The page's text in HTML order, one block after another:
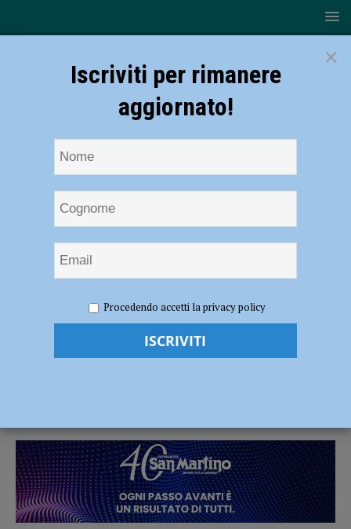
campionato regionale di Spada
Scherma – Tripudio romagnolo al
×
Iscriviti per rimanere
aggiornato!
Procedendo accetti la privacy policy